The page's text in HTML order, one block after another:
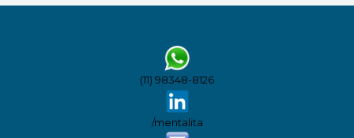
(11) 98348-8126
/mentalita